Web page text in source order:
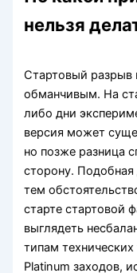
нельзя
Стартовый разрыв
обманчивым. На
либо дни
версия может
но позже разница
сторону.
тем
старте стартовой
выглядеть
типам
Platinum заходов,